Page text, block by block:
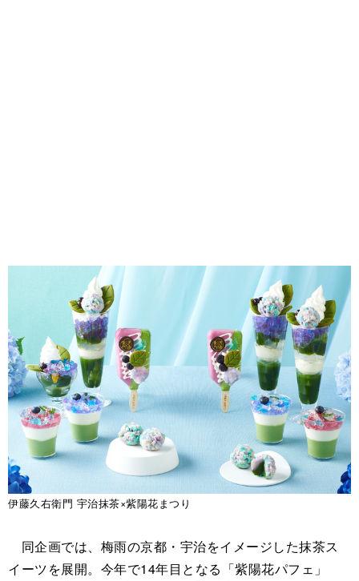
伊藤久右衛門 宇治抹茶×紫陽花まつり
同企画では、梅雨の京都・宇治をイメージした抹茶ス
イーツを展開。今年で14年目となる「紫陽花パフェ」